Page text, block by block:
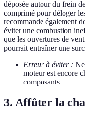
déposée autour du frein
comprimé pour déloger
recommande également
éviter une combustion
que les ouvertures de
pourrait entraîner une
Erreur à éviter :
moteur est encore
composants.
3. Affûter la